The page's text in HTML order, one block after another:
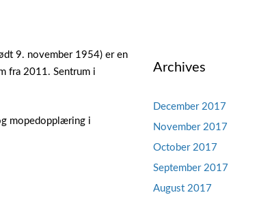
9. november 1954) er en
fra 2011. Sentrum i
mopedopplæring i
Archives
December 2017
November 2017
October 2017
September 2017
August 2017